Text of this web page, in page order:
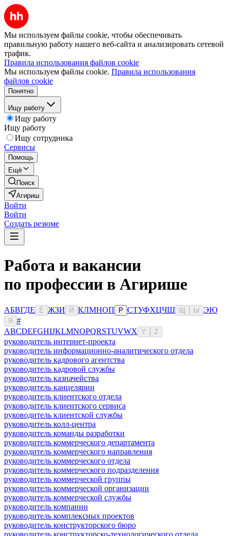
Мы используем файлы cookie, чтобы обеспечивать
правильную работу нашего веб-сайта и анализировать сетевой
трафик.
Правила использования файлов cookie
Мы используем файлы cookie. Правила использования
файлов cookie
Понятно
Ищу работу
Ищу работу
Ищу работу
Ищу сотрудника
Сервисы
Помощь
Ещё
Поиск
Агириш
Войти
Войти
Создать резюме
Работа и вакансии
по профессии в Агирише
АБВГДЕ Ё ЖЗИ Й КЛМНОП Р СТУФХЦЧШ Ы ЭЮ
Я
#
ABCDEFGHIJKLMNOPQRSTUVWX Y Z
руководитель интернет-проекта
руководитель информационно-аналитического отдела
руководитель кадрового агентства
руководитель кадровой службы
руководитель казначейства
руководитель канцелярии
руководитель клиентского отдела
руководитель клиентского сервиса
руководитель клиентской службы
руководитель колл-центра
руководитель команды разработки
руководитель коммерческого департамента
руководитель коммерческого направления
руководитель коммерческого отдела
руководитель коммерческого подразделения
руководитель коммерческой группы
руководитель коммерческой организации
руководитель коммерческой службы
руководитель компании
руководитель комплексных проектов
руководитель конструкторского бюро
руководитель конструкторско-технологического отдела